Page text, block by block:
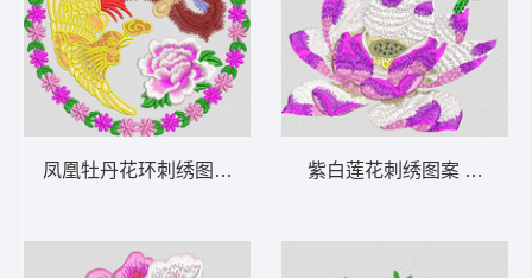
凤凰牡丹花环刺绣图案 凤凰 紫白莲花刺绣图案 靓花 荷